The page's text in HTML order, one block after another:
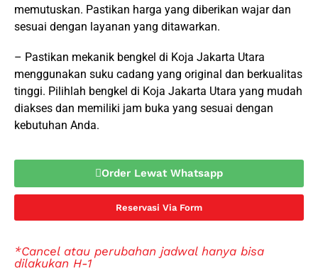
memutuskan. Pastikan harga yang diberikan wajar dan
sesuai dengan layanan yang ditawarkan.
– Pastikan mekanik bengkel di Koja Jakarta Utara
menggunakan suku cadang yang original dan berkualitas
tinggi. Pilihlah bengkel di Koja Jakarta Utara yang mudah
diakses dan memiliki jam buka yang sesuai dengan
kebutuhan Anda.
Order Lewat Whatsapp
Reservasi Via Form
*Cancel atau perubahan jadwal hanya bisa
dilakukan H-1